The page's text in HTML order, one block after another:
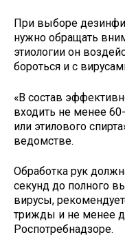
При выборе
нужно обращать
этиологии он
бороться и с
«В состав
входить не менее
или этилового
ведомстве.
Обработка рук
секунд до полного
вирусы,
трижды и не менее
Роспотребнадзоре.